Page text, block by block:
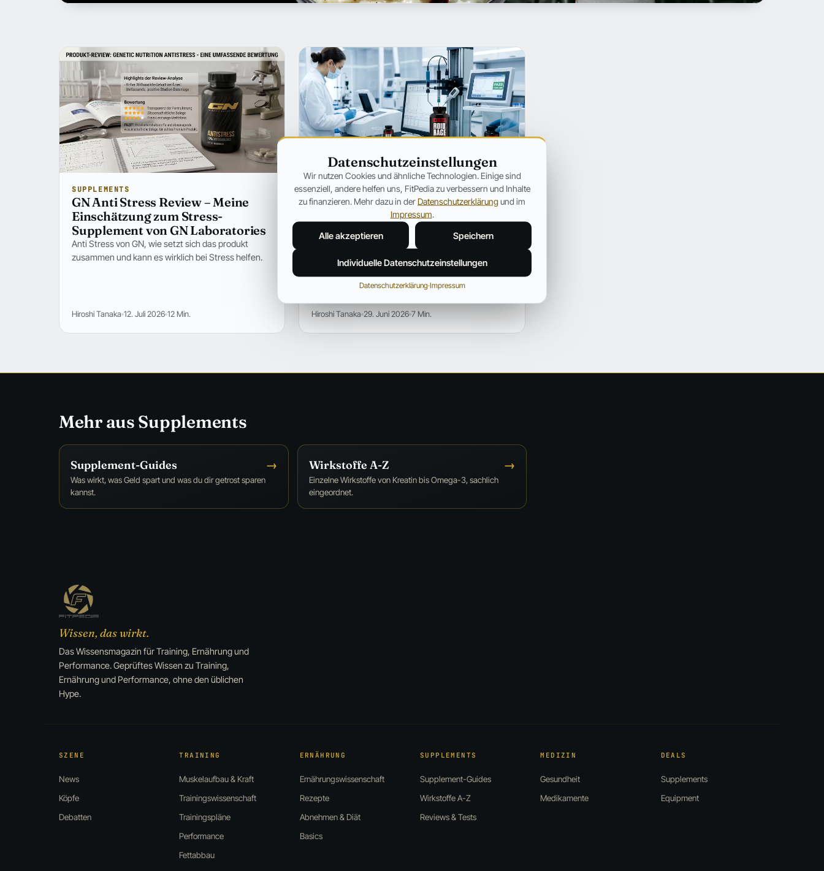
Beiträge in Reviews & Tests
SUPPLEMENTS
GN Anti Stress Review – Meine
Einschätzung zum Stress-
Supplement von GN Laboratories
Anti Stress von GN, wie setzt sich das produkt
zusammen und kann es wirklich bei Stress helfen.
Hiroshi Tanaka 12. Juli 2026 12 Min.
SUPPLEMENTS
Roid Rage von Gods Rage im
kritischen Check – Flop oder einer
der spannendsten Testosteron-
Booster auf dem Markt?
Der Roid Rage von Gods Rage wird als innovativer
Performance Booster beworben. Kann er diesem
Versprechen gerecht werden oder ist das nichts als
Hiroshi Tanaka 29. Juni 2026 7 Min.
Mehr aus Supplements
Supplement-Guides →
Was wirkt, was Geld spart und was du dir getrost sparen
kannst.
Wirkstoffe A-Z →
Einzelne Wirkstoffe von Kreatin bis Omega-3, sachlich
eingeordnet.
Wissen, das wirkt.
Das Wissensmagazin für Training, Ernährung und
Performance. Geprüftes Wissen zu Training,
Ernährung und Performance, ohne den üblichen
Hype.
SZENE
News
Köpfe
Debatten
TRAINING
Muskelaufbau & Kraft
Trainingswissenschaft
Trainingspläne
Performance
Fettabbau
ERNÄHRUNG
Ernährungswissenschaft
Rezepte
Abnehmen & Diät
Basics
SUPPLEMENTS
Supplement-Guides
Wirkstoffe A-Z
Reviews & Tests
MEDIZIN
Gesundheit
Medikamente
DEALS
Supplements
Equipment
Datenschutzeinstellungen
Wir nutzen Cookies und ähnliche Technologien. Einige sind
essenziell, andere helfen uns, FitPedia zu verbessern und Inhalte
zu finanzieren. Mehr dazu in der Datenschutzerklärungund im
Impressum
Alle akzeptieren Speichern
Individuelle Datenschutzeinstellungen
Datenschutzerklärung·Impressum